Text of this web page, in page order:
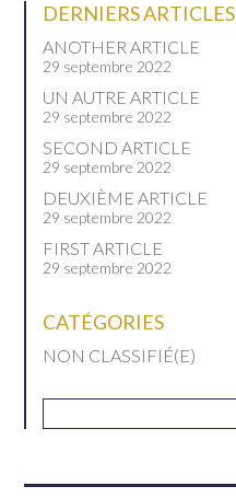
DERNIERS ARTICLES
ANOTHER ARTICLE
29 septembre 2022
UN AUTRE ARTICLE
29 septembre 2022
SECOND ARTICLE
29 septembre 2022
DEUXIÈME ARTICLE
29 septembre 2022
FIRST ARTICLE
29 septembre 2022
CATÉGORIES
NON CLASSIFIÉ(E)